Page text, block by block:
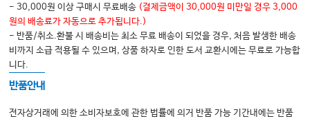
전경골근
장지신근
장비골근 & 단비골근
- 30,000원 이상 구매시 무료배송 (결제금액이 30,000원 미만일 경우 3,000
원의 배송료가 자동으로 추가됩니다.)
- 반품/취소.환불 시 배송비는 최소 무료 배송이 되었을 경우, 처음 발생한 배송
비까지 소급 적용될 수 있으며, 상품 하자로 인한 도서 교환시에는 무료로 가능합
니다.
반품안내
전자상거래에 의한 소비자보호에 관한 법률에 의거 반품 가능 기간내에는 반품